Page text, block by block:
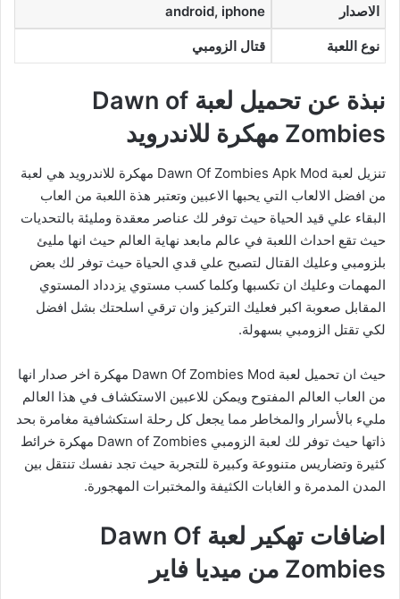
الاصدار android, iphone
نوع اللعبة قتال الزومبي
نبذة عن تحميل لعبة Dawn of
Zombies مهكرة للاندرويد
تنزيل لعبة Dawn Of Zombies Apk Mod مهكرة للاندرويد هي لعبة
من افضل الالعاب التي يحبها الاعبين وتعتبر هذة اللعبة من العاب
البقاء علي قيد الحياة حيث توفر لك عناصر معقدة ومليئة بالتحديات
حيث تقع احداث اللعبة في عالم مابعد نهاية العالم حيث انها مليئ
بلزومبي وعليك القتال لتصبح علي قدي الحياة حيث توفر لك بعض
المهمات وعليك ان تكسبها وكلما كسب مستوي يزدداد المستوي
المقابل صعوبة اكبر فعليك التركيز وان ترقي اسلحتك بشل افضل
لكي تقتل الزومبي بسهولة.
حيث ان تحميل لعبة Dawn Of Zombies Mod مهكرة اخر صدار انها
من العاب العالم المفتوح ويمكن للاعبين الاستكشاف في هذا العالم
مليء بالأسرار والمخاطر مما يجعل كل رحلة استكشافية مغامرة بحد
ذاتها حيث توفر لك لعبة الزومبي Dawn of Zombies مهكرة خرائط
كثيرة وتضاريس متنووعة وكبيرة للتجربة حيث تجد نفسك تنتقل بين
المدن المدمرة و الغابات الكثيفة والمختبرات المهجورة.
اضافات تهكير لعبة Dawn Of
Zombies من ميديا فاير